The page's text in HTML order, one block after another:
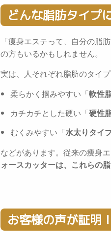
どんな脂肪タイプ
「痩身エステって、自分の脂
の方もいるかもしれません。
実は、人それぞれ脂肪のタイプ
柔らかく掴みやすい「軟性
カチカチとした硬い「硬性
むくみやすい「水太りタイ
などがあります。従来の痩身
ォースカッターは、これらの
お客様の声が証明